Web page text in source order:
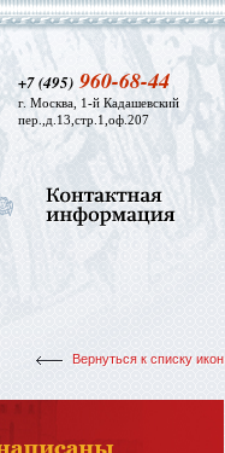
+7 (495)960-68-44
г. Москва, 1-й Кадашевский
пер.,д.13,стр.1,оф.207
Вернуться к списку икон